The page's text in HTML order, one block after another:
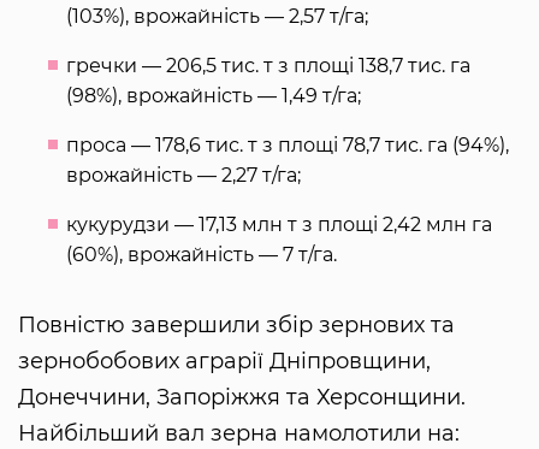
(103%), врожайність — 2,57 т/га;
гречки — 206,5 тис. т з площі 138,7 тис. га
(98%), врожайність — 1,49 т/га;
проса — 178,6 тис. т з площі 78,7 тис. га (94%),
врожайність — 2,27 т/га;
кукурудзи — 17,13 млн т з площі 2,42 млн га
(60%), врожайність — 7 т/га.
Повністю завершили збір зернових та
зернобобових аграрії Дніпровщини,
Донеччини, Запоріжжя та Херсонщини.
Найбільший вал зерна намолотили на: